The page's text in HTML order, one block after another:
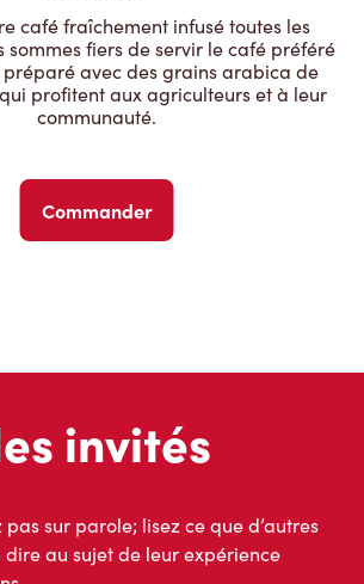
café fraîchement infusé toutes les
sommes fiers de servir le café préféré
préparé avec des grains arabica de
profitent aux agriculteurs et à leur
communauté.
Commander
invités
pas sur parole; lisez ce que d’autres
dire au sujet de leur expérience